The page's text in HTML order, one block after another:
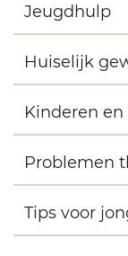
Jeugdhulp
Huiselijk
Kinderen
Problemen
Tips voor